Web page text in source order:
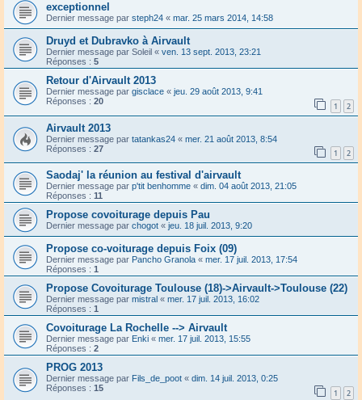
exceptionnel
Dernier message par steph24 « mar. 25 mars 2014, 14:58
Druyd et Dubravko à Airvault
Dernier message par Soleil « ven. 13 sept. 2013, 23:21
Réponses : 5
Retour d'Airvault 2013
Dernier message par gisclace « jeu. 29 août 2013, 9:41
Réponses : 20 1 2
Airvault 2013
Dernier message par tatankas24 « mer. 21 août 2013, 8:54
Réponses : 27 1 2
Saodaj' la réunion au festival d'airvault
Dernier message par p'tit benhomme « dim. 04 août 2013, 21:05
Réponses : 11
Propose covoiturage depuis Pau
Dernier message par chogot « jeu. 18 juil. 2013, 9:20
Propose co-voiturage depuis Foix (09)
Dernier message par Pancho Granola « mer. 17 juil. 2013, 17:54
Réponses : 1
Propose Covoiturage Toulouse (18)->Airvault->Toulouse (22)
Dernier message par mistral « mer. 17 juil. 2013, 16:02
Réponses : 1
Covoiturage La Rochelle --> Airvault
Dernier message par Enki « mer. 17 juil. 2013, 15:55
Réponses : 2
PROG 2013
Dernier message par Fils_de_poot « dim. 14 juil. 2013, 0:25
Réponses : 15 1 2